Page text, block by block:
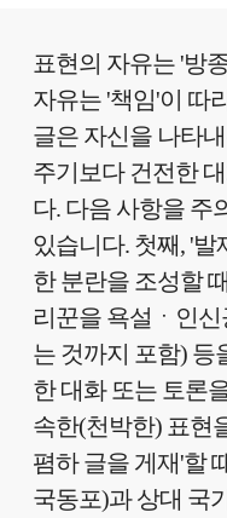
표현의 자유는 '방
자유는 '책임'이 따
글은 자신을 나타
주기보다 건전한
다. 다음 사항을 주
있습니다. 첫째, '
한 분란을 조성할
리꾼을 욕설ㆍ인
는 것까지 포함) 등
한 대화 또는 토론
속한(천박한) 표현
폄하 글을 게재'할
국동포)과 상대 국